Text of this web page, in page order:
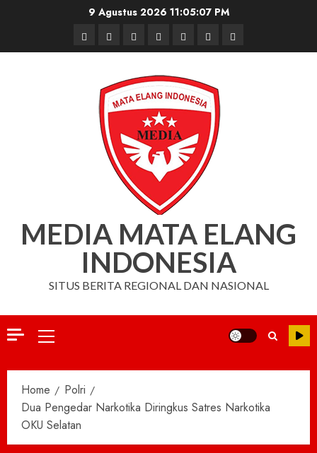
9 Agustus 2026 11:05:07 PM
BerandaNasionalDaerahHukum
dan
Kriminal
Pendidikan
Box
Redaksi
Iklan
MEDIA MATA ELANG
INDONESIA
SITUS BERITA REGIONAL DAN NASIONAL
Primary
Home
Polri
Dua Pengedar Narkotika Diringkus Satres Narkotika
OKU Selatan